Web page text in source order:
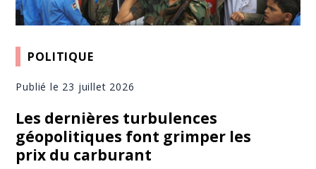
POLITIQUE
Publié le 23 juillet 2026
Les dernières turbulences
géopolitiques font grimper les
prix du carburant